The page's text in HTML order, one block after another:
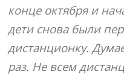
конце октября и
дети снова были
дистанционку.
раз. Не всем